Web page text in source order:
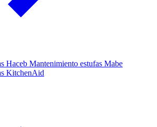
Haceb Mantenimiento estufas Mabe
KitchenAid